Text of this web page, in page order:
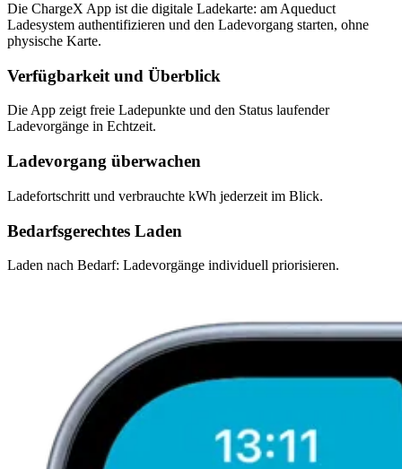
Die ChargeX App ist die digitale Ladekarte: am Aqueduct
Ladesystem authentifizieren und den Ladevorgang starten, ohne
physische Karte.
Verfügbarkeit und Überblick
Die App zeigt freie Ladepunkte und den Status laufender
Ladevorgänge in Echtzeit.
Ladevorgang überwachen
Ladefortschritt und verbrauchte kWh jederzeit im Blick.
Bedarfsgerechtes Laden
Laden nach Bedarf: Ladevorgänge individuell priorisieren.